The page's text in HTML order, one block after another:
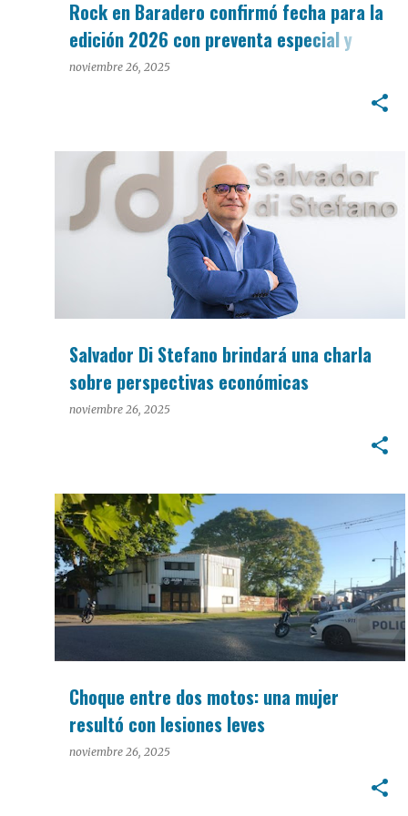
Rock en Baradero confirmó fecha para la
edición 2026 con preventa especial y
facilidades de pago
noviembre 26, 2025
Salvador Di Stefano brindará una charla
sobre perspectivas económicas
organizada por la Sociedad Rural
noviembre 26, 2025
Choque entre dos motos: una mujer
resultó con lesiones leves
noviembre 26, 2025
POLICIALES